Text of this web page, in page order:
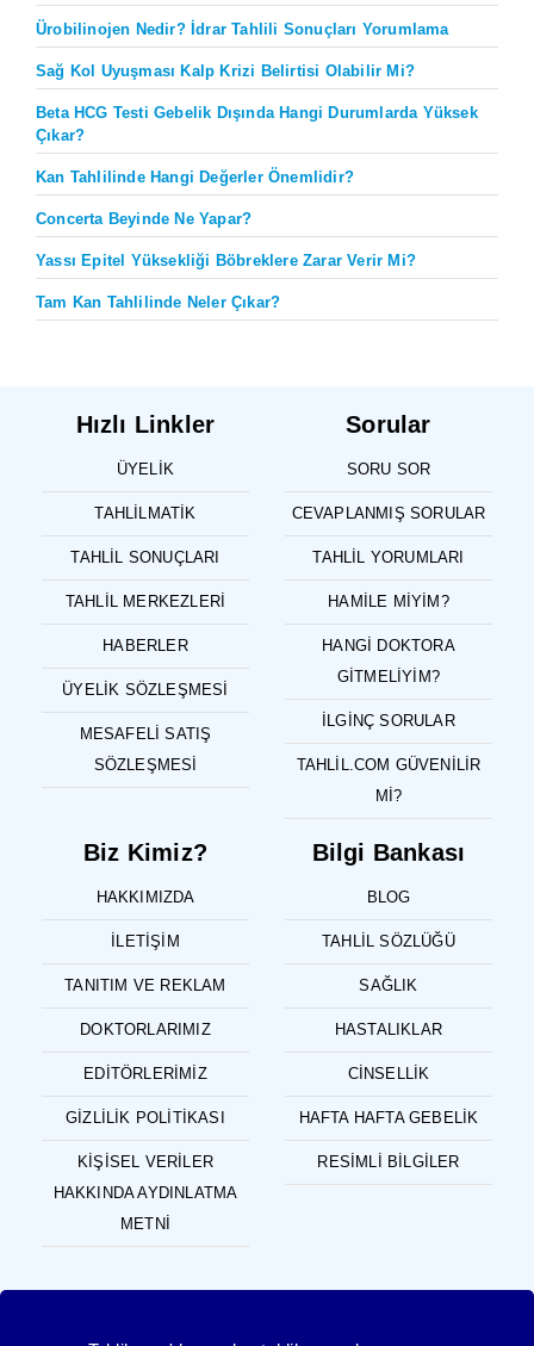
Ürobilinojen Nedir? İdrar Tahlili Sonuçları Yorumlama
Sağ Kol Uyuşması Kalp Krizi Belirtisi Olabilir Mi?
Beta HCG Testi Gebelik Dışında Hangi Durumlarda Yüksek
Çıkar?
Kan Tahlilinde Hangi Değerler Önemlidir?
Concerta Beyinde Ne Yapar?
Yassı Epitel Yüksekliği Böbreklere Zarar Verir Mi?
Tam Kan Tahlilinde Neler Çıkar?
Hızlı Linkler
ÜYELIK
TAHLILMATIK
TAHLIL SONUÇLARI
TAHLIL MERKEZLERI
HABERLER
ÜYELIK SÖZLEŞMESI
MESAFELI SATIŞ
SÖZLEŞMESI
Sorular
SORU SOR
CEVAPLANMIŞ SORULAR
TAHLIL YORUMLARI
HAMILE MIYIM?
HANGI DOKTORA
GITMELIYIM?
İLGINÇ SORULAR
TAHLIL.COM GÜVENILIR
MI?
Biz Kimiz?
HAKKIMIZDA
İLETIŞIM
TANITIM VE REKLAM
DOKTORLARIMIZ
EDITÖRLERIMIZ
GIZLILIK POLITIKASI
KIŞISEL VERILER
HAKKINDA AYDINLATMA
METNI
Bilgi Bankası
BLOG
TAHLIL SÖZLÜĞÜ
SAĞLIK
HASTALIKLAR
CINSELLIK
HAFTA HAFTA GEBELIK
RESIMLI BILGILER